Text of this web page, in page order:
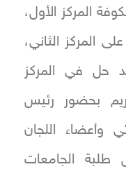
المركز الأول،
المركز الثاني،
حل في المركز
بحضور رئيس
وأعضاء اللجان
طلبة الجامعات